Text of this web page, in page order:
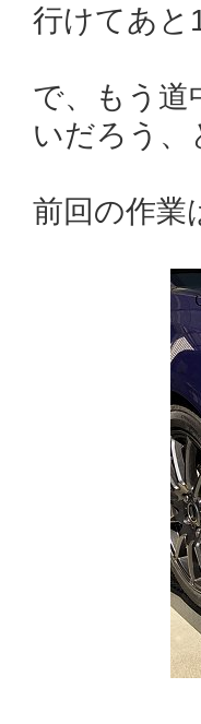
行けてあと
で、もう道
いだろう
前回の作業